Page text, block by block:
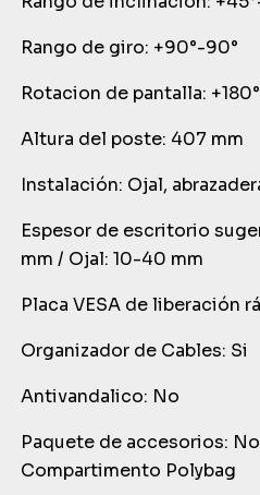
Rango de giro: +90°-90°
Rotacion de pantalla:
Altura del poste: 407 mm
Instalación: Ojal,
Espesor de escritorio
mm / Ojal: 10-40 mm
Placa VESA de liberación
Organizador de Cables: Si
Antivandalico: No
Paquete de accesorios:
Compartimento Polybag